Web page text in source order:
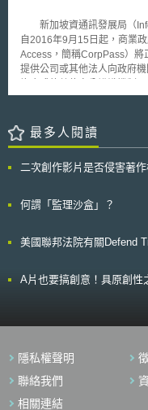
65條第2項共有四款要件，
合其中一款要件就屬於合理
綜合四款要件作整體性利用情形
用之目的及性質，包括係為商業目
用行為就一定符合本項要件
及非營利(或教育目的)，著作
國家文化發展並無助益仍不
為目的，但是有助於社會公
著作類型眾多，在不同類型
準。 三、所利用之質量及其在整個著作所占之比例。 本款係指利用他
人的著作的質與量占利用人
利用著作占利用人著作內容
此產生「市場替代」之效果
作商業利益影響越大，則可主張合理
創作是否符合著作權合理使用之範圍？ 從今年快速
YouTube 創作者「谷阿莫」
律。 本法規範重點在於解決人工智慧導入就業市場而衍生之就業歧視議
題，伊利諾伊州透過修訂伊
Intelligence）與生成式人工
律定義[1]，以及增加伊利諾
就業法律方面獲得更完善之保障。 壹、事件摘要 近年來人工智
將伊利諾伊州人權法修正案
權法修正案在一系列的審議
於2024年8月9日由伊利諾伊
ILCS 5）由伊利諾伊州人權
視，並就主要領域訂定規範
所」、「教育領域之性騷擾
具導致的就業歧視問題，因
（一）增訂人工智慧與生成式人工智慧之定義
伊州人權法第5節第2-101小節M款與N款： 1.
統，該系統根據其接收之輸
果，例如預測、內容、推薦
新加坡資通訊發展局（
自2016年9月15日起，商業
Access，簡稱CorpPass）將
提供公司或其他法人向政府
System等，而採行單一的辨
類身分辨識機制，因為也可
要利用其辦理公司業務時，
也能更加保護企業與個人間的資訊安全。 此一
公室、貿易與工業部、國家
最多人閱讀
二次創作影片是否侵害著
何謂「監理沙盒」？
美國聯邦法院有關Defend
A片也要搞創意！具原創性
隱私權聲明
聯絡我們
相關連結